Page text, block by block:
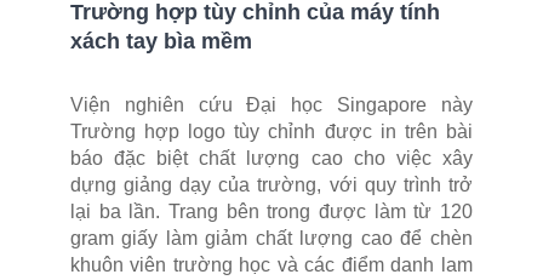
Trường hợp tùy chỉnh của máy tính
xách tay bìa mềm
Viện nghiên cứu Đại học Singapore này
Trường hợp logo tùy chỉnh được in trên bài
báo đặc biệt chất lượng cao cho việc xây
dựng giảng dạy của trường, với quy trình trở
lại ba lần. Trang bên trong được làm từ 120
gram giấy làm giảm chất lượng cao để chèn
khuôn viên trường học và các điểm danh lam